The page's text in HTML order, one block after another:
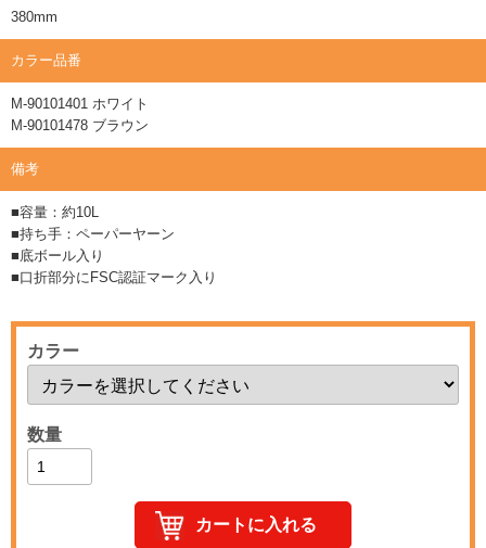
380mm
カラー品番
M-90101401 ホワイト
M-90101478 ブラウン
備考
■容量：約10L
■持ち手：ペーパーヤーン
■底ボール入り
■口折部分にFSC認証マーク入り
カラー
数量